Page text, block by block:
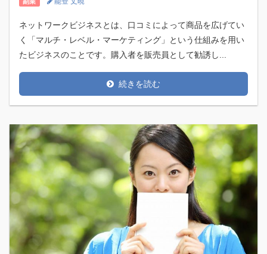
ネットワークビジネスとは、口コミによって商品を広げてい
く「マルチ・レベル・マーケティング」という仕組みを用い
たビジネスのことです。購入者を販売員として勧誘し...
続きを読む